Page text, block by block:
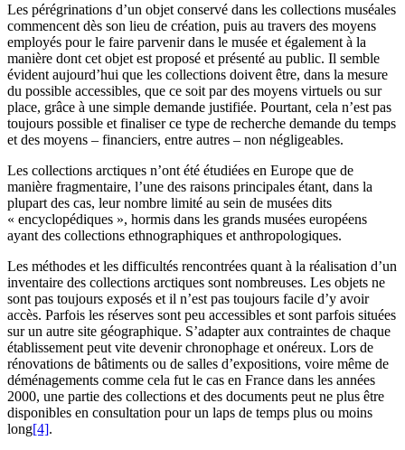
Les pérégrinations d’un objet conservé dans les collections muséales
commencent dès son lieu de création, puis au travers des moyens
employés pour le faire parvenir dans le musée et également à la
manière dont cet objet est proposé et présenté au public. Il semble
évident aujourd’hui que les collections doivent être, dans la mesure
du possible accessibles, que ce soit par des moyens virtuels ou sur
place, grâce à une simple demande justifiée. Pourtant, cela n’est pas
toujours possible et finaliser ce type de recherche demande du temps
et des moyens – financiers, entre autres – non négligeables.
Les collections arctiques n’ont été étudiées en Europe que de
manière fragmentaire, l’une des raisons principales étant, dans la
plupart des cas, leur nombre limité au sein de musées dits
« encyclopédiques », hormis dans les grands musées européens
ayant des collections ethnographiques et anthropologiques.
Les méthodes et les difficultés rencontrées quant à la réalisation d’un
inventaire des collections arctiques sont nombreuses. Les objets ne
sont pas toujours exposés et il n’est pas toujours facile d’y avoir
accès. Parfois les réserves sont peu accessibles et sont parfois situées
sur un autre site géographique. S’adapter aux contraintes de chaque
établissement peut vite devenir chronophage et onéreux. Lors de
rénovations de bâtiments ou de salles d’expositions, voire même de
déménagements comme cela fut le cas en France dans les années
2000, une partie des collections et des documents peut ne plus être
disponibles en consultation pour un laps de temps plus ou moins
long[4].